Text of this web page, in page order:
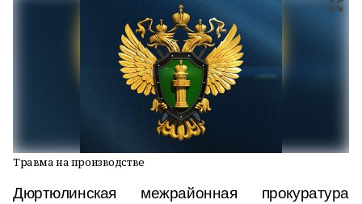
Травма на производстве
Дюртюлинская межрайонная прокуратура